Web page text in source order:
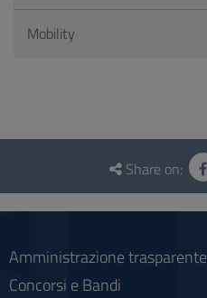
Mobility
Questionnaire
social
Share on:
Amministrazione trasparente
Concorsi e Bandi